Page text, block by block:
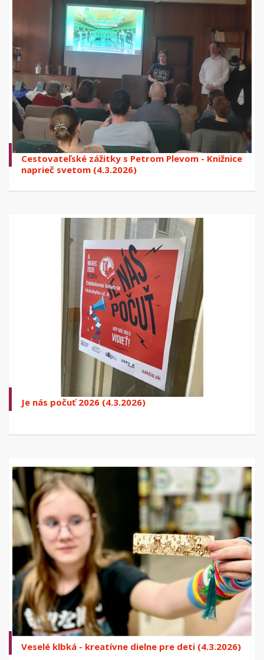
Cestovateľské zážitky s Petrom Plevom - Knižnice
naprieč svetom (4.3.2026)
Je nás počuť 2026 (4.3.2026)
Veselé klbká - kreatívne dielne pre deti (4.3.2026)